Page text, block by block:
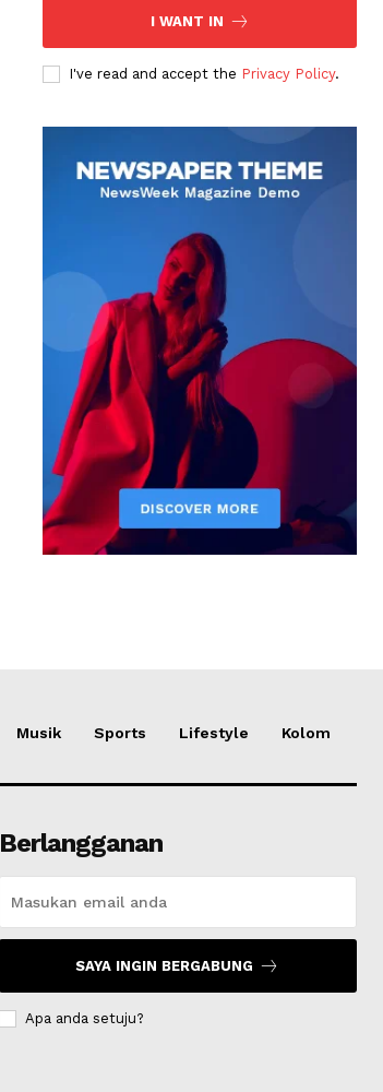
I WANT IN
I've read and accept the Privacy Policy.
Musik Sports Lifestyle Kolom
Berlangganan
SAYA INGIN BERGABUNG
Apa anda setuju?